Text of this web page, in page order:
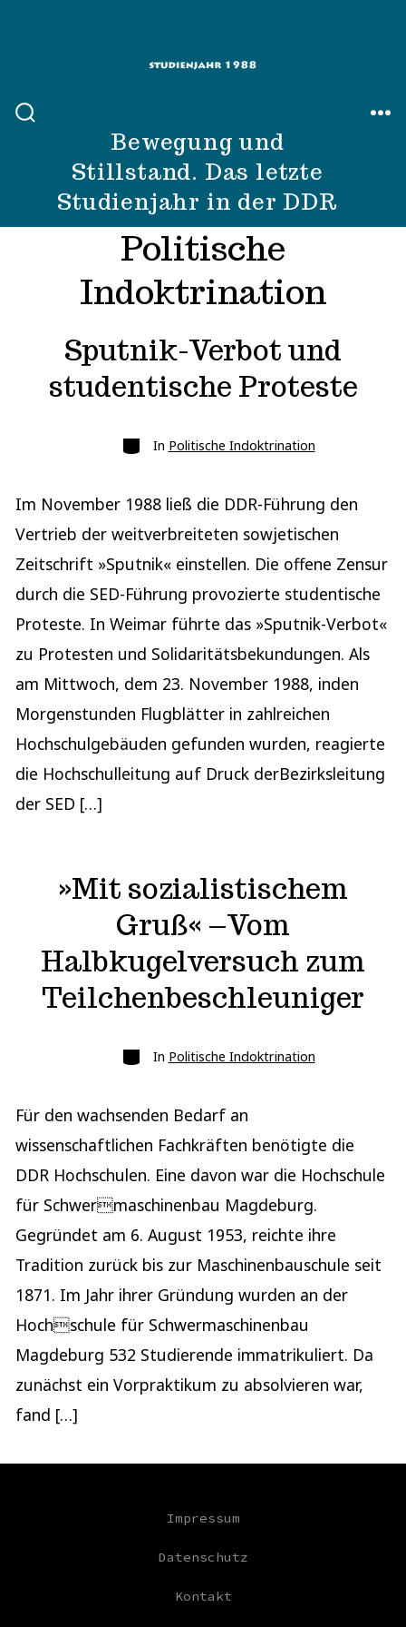
EIN-/AUSBLENDENBewegung und
Stillstand. Das letzte
Studienjahr in der DDR
Category:
Politische
Indoktrination
Sputnik-Verbot und
studentische Proteste
Kategorien
In Politische Indoktrination
Im November 1988 ließ die DDR-Führung den
Vertrieb der weitverbreiteten sowjetischen
Zeitschrift »Sputnik« einstellen. Die offene Zensur
durch die SED-Führung provozierte studentische
Proteste. In Weimar führte das »Sputnik-Verbot«
zu Protesten und Solidaritätsbekundungen. Als
am Mittwoch, dem 23. November 1988, inden
Morgenstunden Flugblätter in zahlreichen
Hochschulgebäuden gefunden wurden, reagierte
die Hochschulleitung auf Druck derBezirksleitung
der SED […]
»Mit sozialistischem
Gruß« –Vom
Halbkugelversuch zum
Teilchenbeschleuniger
Kategorien
In Politische Indoktrination
Für den wachsenden Bedarf an
wissenschaftlichen Fachkräften benötigte die
DDR Hochschulen. Eine davon war die Hochschule
für Schwermaschinenbau Magdeburg.
Gegründet am 6. August 1953, reichte ihre
Tradition zurück bis zur Maschinenbauschule seit
1871. Im Jahr ihrer Gründung wurden an der
Hochschule für Schwermaschinenbau
Magdeburg 532 Studierende immatrikuliert. Da
zunächst ein Vorpraktikum zu absolvieren war,
fand […]
Impressum
Datenschutz
Kontakt